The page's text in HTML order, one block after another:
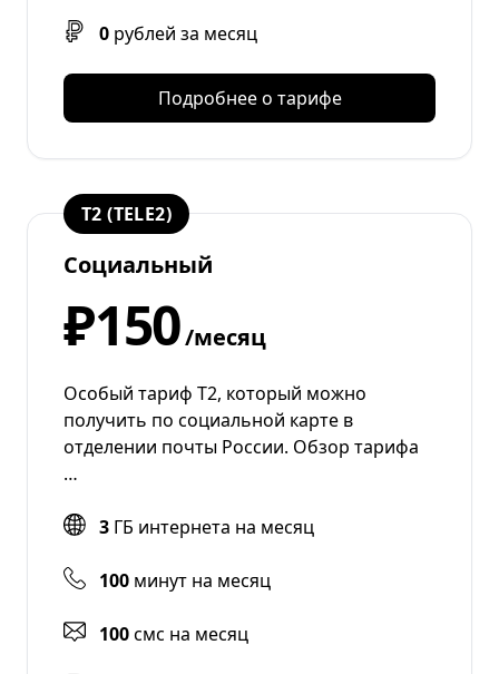
0 рублей за месяц
Подробнее о тарифе
T2 (TELE2)
Социальный
₽150/месяц
Особый тариф Т2, который можно
получить по социальной карте в
отделении почты России. Обзор тарифа
…
3 ГБ интернета на месяц
100 минут на месяц
100смс на месяц